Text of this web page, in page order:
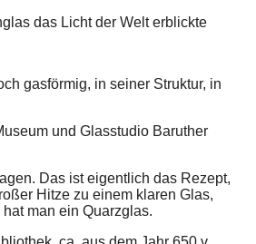
das Licht der Welt erblickte
gasförmig, in seiner Struktur, in
und Glasstudio Baruther
Das ist eigentlich das Rezept,
Hitze zu einem klaren Glas,
man ein Quarzglas.